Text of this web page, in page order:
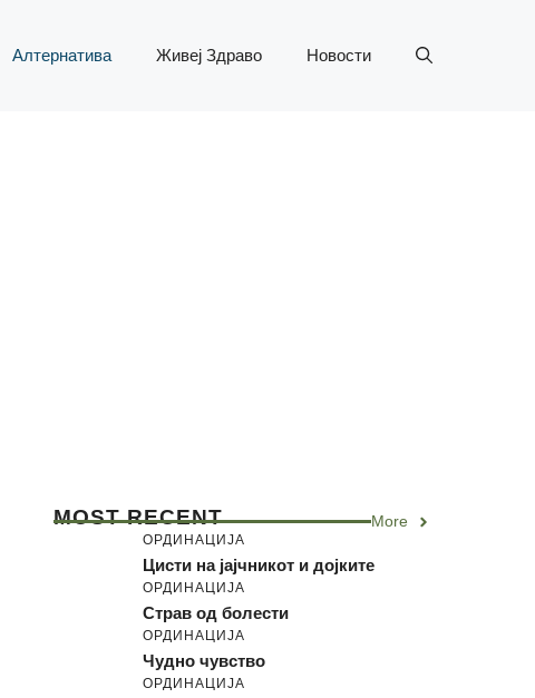
Алтернатива Живеј Здраво Новости
MOST RECENT More
ОРДИНАЦИЈА
Цисти на јајчникот и дојките
ОРДИНАЦИЈА
Страв од болести
ОРДИНАЦИЈА
Чудно чувство
ОРДИНАЦИЈА